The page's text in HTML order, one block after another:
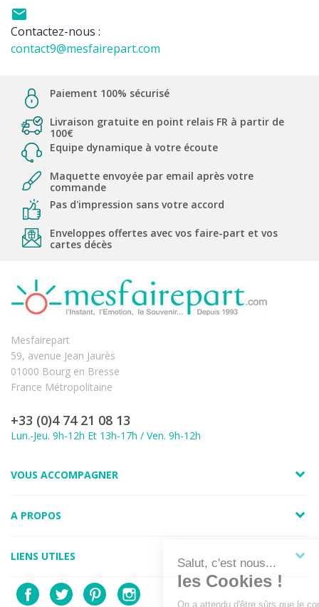

Contactez-nous :
contact9@mesfairepart.com
Paiement 100% sécurisé
Livraison gratuite en point relais FR à partir de
100€
Equipe dynamique à votre écoute
Maquette envoyée par email après votre
commande
Pas d'impression sans votre accord
Enveloppes offertes avec vos faire-part et vos
cartes décès
Mesfairepart
59, avenue Jean Jaurès
01000 Bourg en Bresse
France Métropolitaine
+33 (0)4 74 21 08 13
Lun.-Jeu. 9h-12h Et 13h-17h / Ven. 9h-12h
VOUS ACCOMPAGNER
A PROPOS
LIENS UTILES